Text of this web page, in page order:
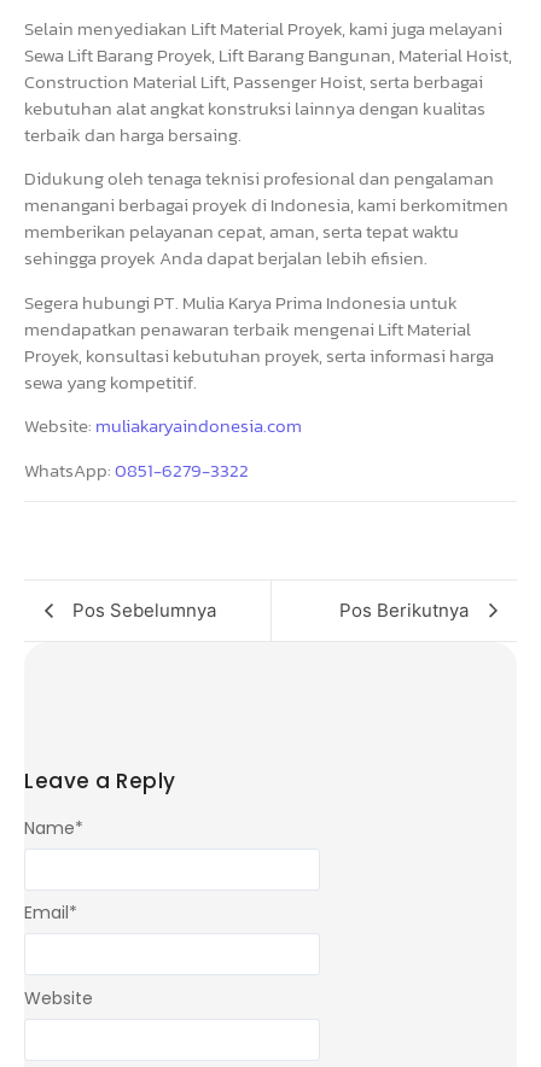
Selain menyediakan Lift Material Proyek, kami juga melayani
Sewa Lift Barang Proyek, Lift Barang Bangunan, Material Hoist,
Construction Material Lift, Passenger Hoist, serta berbagai
kebutuhan alat angkat konstruksi lainnya dengan kualitas
terbaik dan harga bersaing.
Didukung oleh tenaga teknisi profesional dan pengalaman
menangani berbagai proyek di Indonesia, kami berkomitmen
memberikan pelayanan cepat, aman, serta tepat waktu
sehingga proyek Anda dapat berjalan lebih efisien.
Segera hubungi PT. Mulia Karya Prima Indonesia untuk
mendapatkan penawaran terbaik mengenai Lift Material
Proyek, konsultasi kebutuhan proyek, serta informasi harga
sewa yang kompetitif.
Website: muliakaryaindonesia.com
WhatsApp:0851-6279-3322
Pos Sebelumnya Pos Berikutnya
Leave a Reply
Name*
Email*
Website